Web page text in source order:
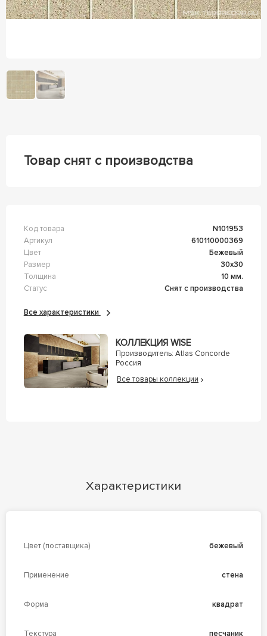
Товар снят с производства
Код товара
n101953
Артикул
610110000369
Цвет
Бежевый
Размер
30x30
Толщина
10 мм.
Статус
Снят с производства
Все характеристики
КОЛЛЕКЦИЯ WISE
Производитель: Atlas Concorde
Россия
Все товары коллекции
Характеристики
Цвет (поставщика) бежевый
Применение стена
Форма квадрат
Текстура песчаник